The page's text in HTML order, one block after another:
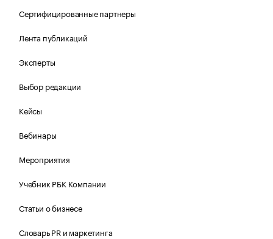
Сертифицированные партнеры
Лента публикаций
Эксперты
Выбор редакции
Кейсы
Вебинары
Мероприятия
Учебник РБК Компании
Статьи о бизнесе
Словарь PR и маркетинга